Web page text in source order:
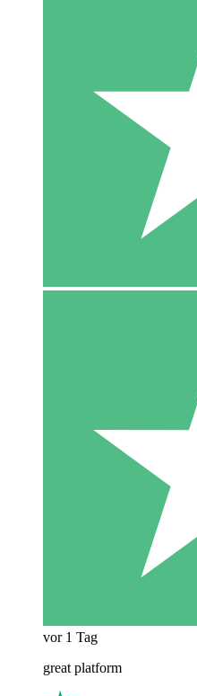
vor 1 Tag
great platform